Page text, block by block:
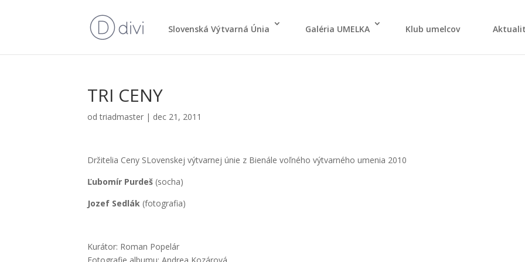
Slo­ven­ská Výtvar­ná Únia Galé­ria UMELKA Klub umel­cov
TRI CENY
odtriadmaster | dec 21, 2011
Drži­te­lia Ceny SLo­ven­skej výtvar­nej únie z Bie­ná­le voľ­né­ho výtvar­né­ho ume­nia 2010
Ľubo­mír Pur­deš (socha)
Jozef Sed­lák (foto­gra­fia)
Kurá­tor: Roman Pope­lár